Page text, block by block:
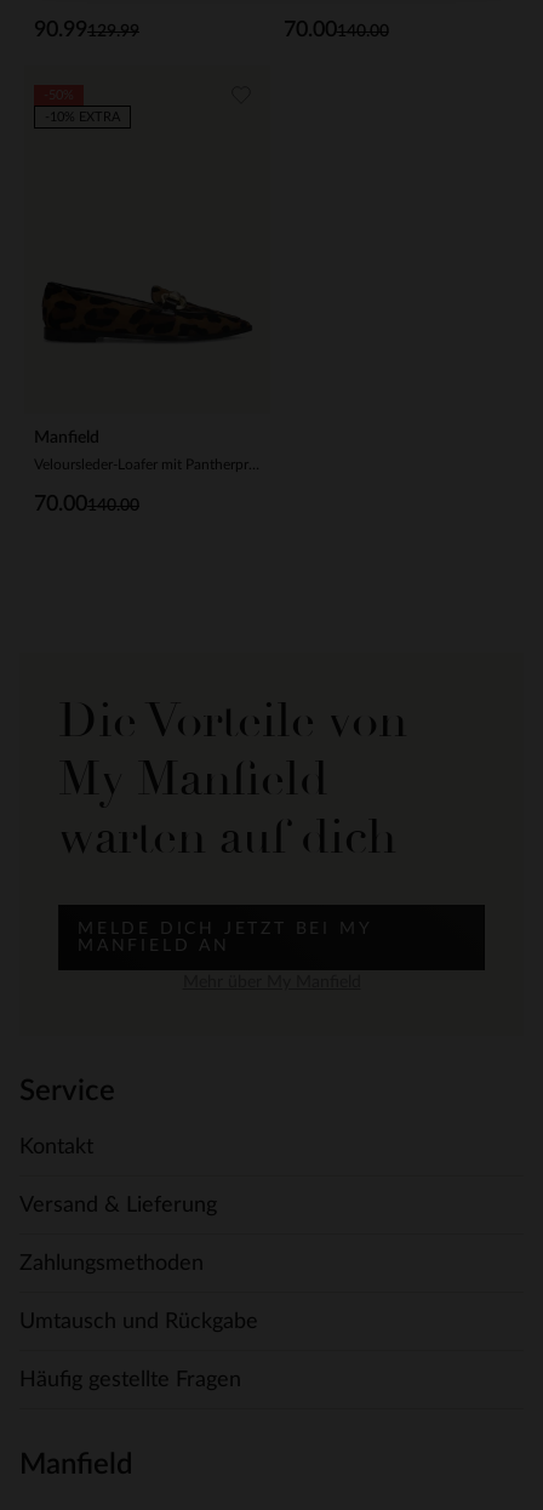
129.99
90.99 140.00
70.00
Manfield
140.00
70.00
-10% EXTRA
Die Vorteile von
My Manfield
warten auf dich
MELDE DICH JETZT BEI MY
MANFIELD AN
Service
Kontakt
Versand & Lieferung
Zahlungsmethoden
Umtausch und Rückgabe
Häufig gestellte Fragen
Manfield